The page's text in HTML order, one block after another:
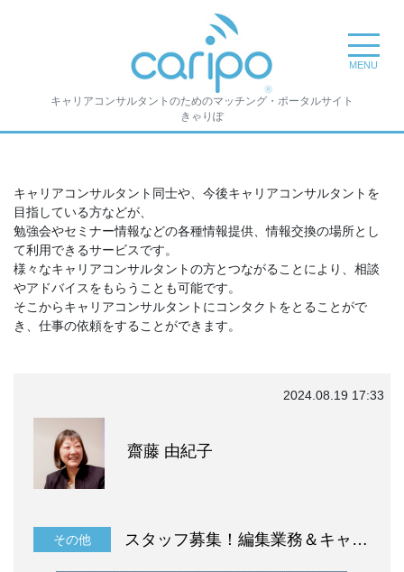
キャリアコンサルタントのためのマッチング・ポータルサイト
きゃりぽ
toggle
MENU
キャリアコンサルタント同士や、今後キャリアコンサルタントを
目指している方などが、
勉強会やセミナー情報などの各種情報提供、情報交換の場所とし
て利用できるサービスです。
様々なキャリアコンサルタントの方とつながることにより、相談
やアドバイスをもらうことも可能です。
そこからキャリアコンサルタントにコンタクトをとることがで
き、仕事の依頼をすることができます。
2024.08.19 17:33
齋藤 由紀子
その他 スタッフ募集！編集業務＆キャリコン